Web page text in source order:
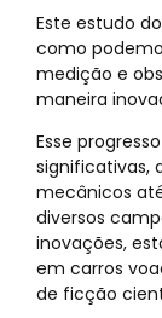
Este estudo
como
medição e
maneira
Esse
significativas,
mecânicos
diversos
inovações,
em carros
de ficção